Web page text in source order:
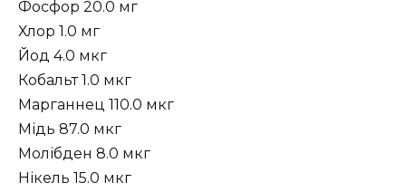
Фосфор 20.0 мг
Хлор 1.0 мг
Йод 4.0 мкг
Кобальт 1.0 мкг
Марганнец 110.0 мкг
Мідь 87.0 мкг
Молібден 8.0 мкг
Нікель 15.0 мкг